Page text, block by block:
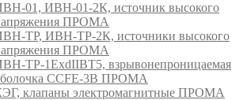
01, ИВН-01-2К, источник высокого
ПРОМА
ТР, ИВН-ТР-2К, источники высокого
ПРОМА
ТР-1ExdIIBT5, взрывонепроницаемая
CCFE-3B ПРОМА
клапаны электромагнитные ПРОМА